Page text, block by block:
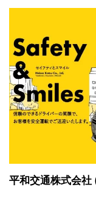
平和交通株式会